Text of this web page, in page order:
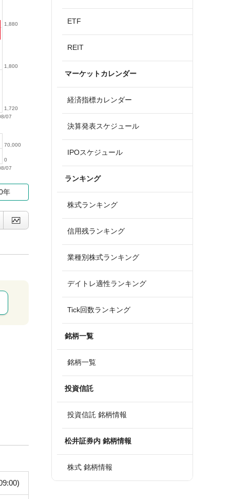
07
1,720
1,800
1,880
07
0
70,000
年
ETF
REIT
マーケットカレンダー
経済指標カレンダー
決算発表スケジュール
IPOスケジュール
ランキング
株式ランキング
信用残ランキング
業種別株式ランキング
デイトレ適性ランキング
Tick回数ランキング
銘柄一覧
銘柄一覧
投資信託
投資信託 銘柄情報
松井証券内 銘柄情報
株式 銘柄情報